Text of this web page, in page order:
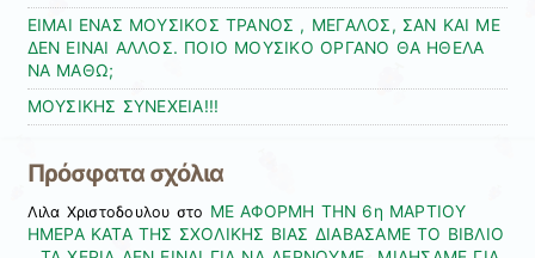
ΕΙΜΑΙ ΕΝΑΣ ΜΟΥΣΙΚΟΣ ΤΡΑΝΟΣ , ΜΕΓΑΛΟΣ, ΣΑΝ ΚΑΙ ΜΕ
ΔΕΝ ΕΙΝΑΙ ΑΛΛΟΣ. ΠΟΙΟ ΜΟΥΣΙΚΟ ΟΡΓΑΝΟ ΘΑ ΗΘΕΛΑ
ΝΑ ΜΑΘΩ;
ΜΟΥΣΙΚΗΣ ΣΥΝΕΧΕΙΑ!!!
Πρόσφατα σχόλια
Λιλα Χριστοδουλου στο ΜΕ ΑΦΟΡΜΗ ΤΗΝ 6η ΜΑΡΤΙΟΥ
ΗΜΕΡΑ ΚΑΤΑ ΤΗΣ ΣΧΟΛΙΚΗΣ ΒΙΑΣ ΔΙΑΒΑΣΑΜΕ ΤΟ ΒΙΒΛΙΟ